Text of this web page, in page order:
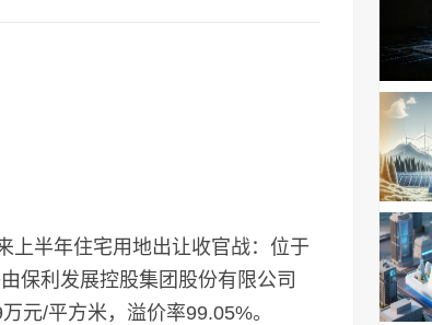
半年住宅用地出让收官战：位于
保利发展控股集团股份有限公司
元/平方米，溢价率99.05%。